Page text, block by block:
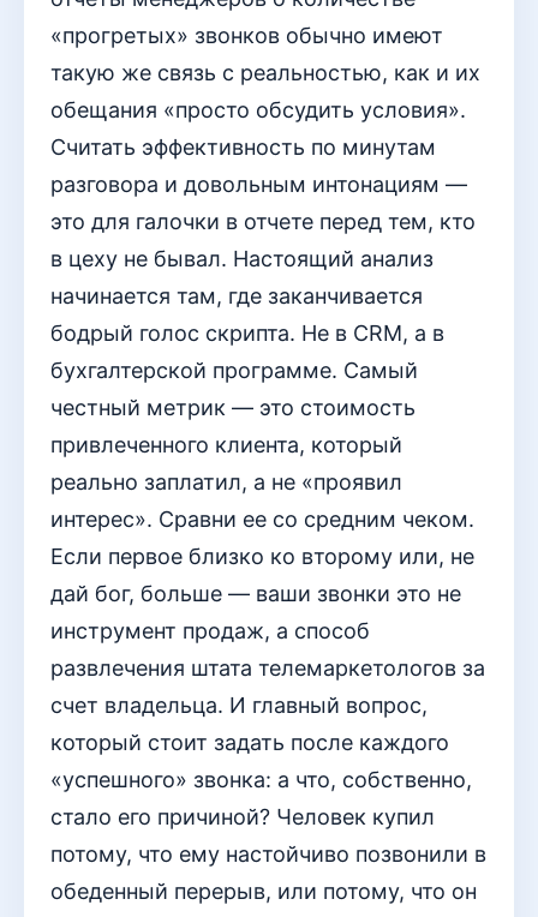
«прогретых» звонков обычно имеют
такую же связь с реальностью, как и их
обещания «просто обсудить условия».
Считать эффективность по минутам
разговора и довольным интонациям —
это для галочки в отчете перед тем, кто
в цеху не бывал. Настоящий анализ
начинается там, где заканчивается
бодрый голос скрипта. Не в CRM, а в
бухгалтерской программе. Самый
честный метрик — это стоимость
привлеченного клиента, который
реально заплатил, а не «проявил
интерес». Сравни ее со средним чеком.
Если первое близко ко второму или, не
дай бог, больше — ваши звонки это не
инструмент продаж, а способ
развлечения штата телемаркетологов за
счет владельца. И главный вопрос,
который стоит задать после каждого
«успешного» звонка: а что, собственно,
стало его причиной? Человек купил
потому, что ему настойчиво позвонили в
обеденный перерыв, или потому, что он